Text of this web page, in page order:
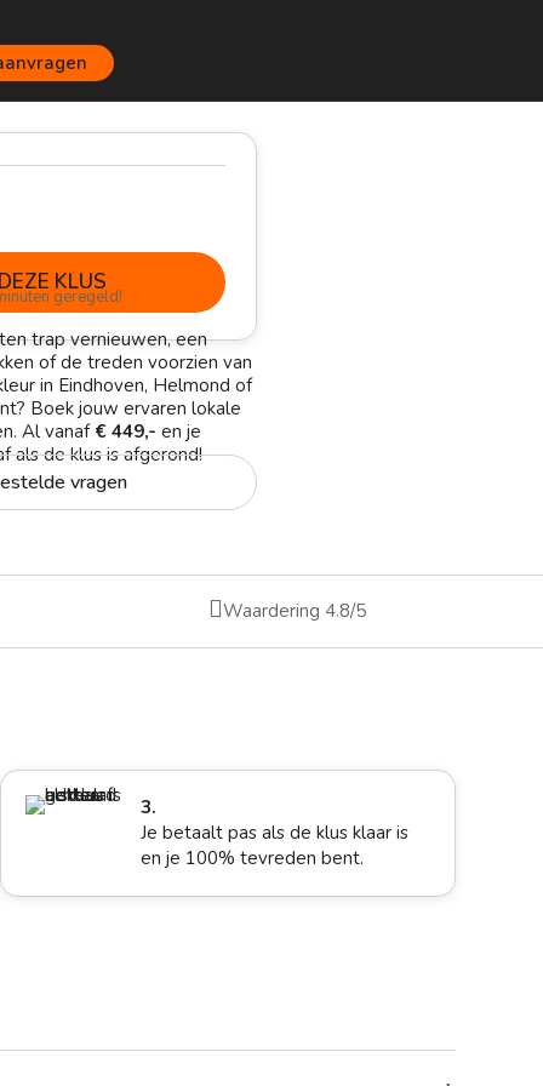
KLUS
geregeld!
trap vernieuwen, een
of de treden voorzien van
in Eindhoven, Helmond of
Boek jouw ervaren lokale
Al vanaf€ 449,- en je
als de klus is afgerond!
vragen
Waardering 4.8/5
3.
Je betaalt pas als de klus klaar is
en je 100% tevreden bent.